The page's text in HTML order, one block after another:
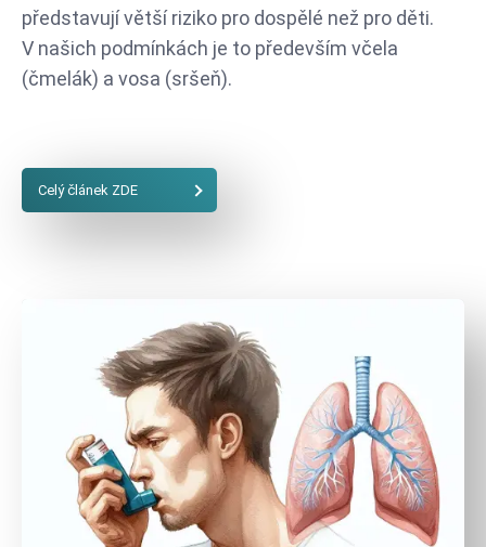
představují větší riziko pro dospělé než pro děti.
V našich podmínkách je to především včela
(čmelák) a vosa (sršeň).
Celý článek ZDE